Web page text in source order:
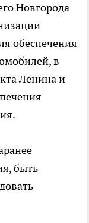
Новгорода
обеспечения
в
Ленина и
быть